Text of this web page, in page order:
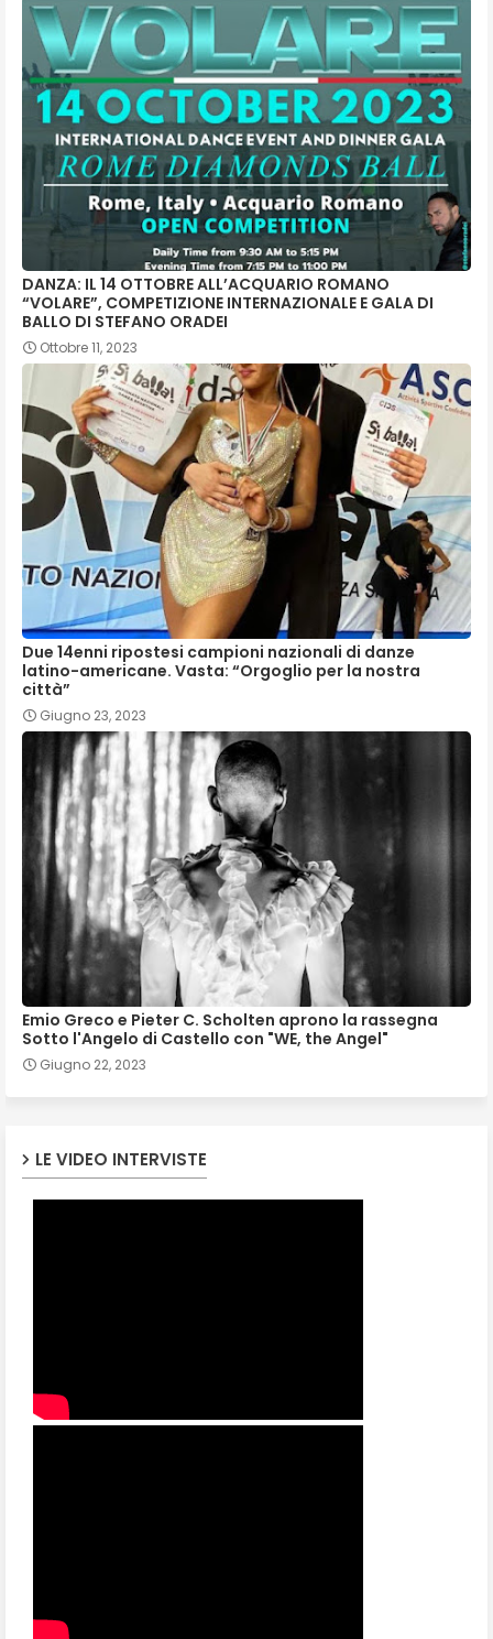
DANZA: IL 14 OTTOBRE ALL’ACQUARIO ROMANO
“VOLARE”, COMPETIZIONE INTERNAZIONALE E GALA DI
BALLO DI STEFANO ORADEI
Ottobre 11, 2023
Due 14enni ripostesi campioni nazionali di danze
latino-americane. Vasta: “Orgoglio per la nostra
città”
Giugno 23, 2023
Emio Greco e Pieter C. Scholten aprono la rassegna
Sotto l'Angelo di Castello con "WE, the Angel"
Giugno 22, 2023
LE VIDEO INTERVISTE